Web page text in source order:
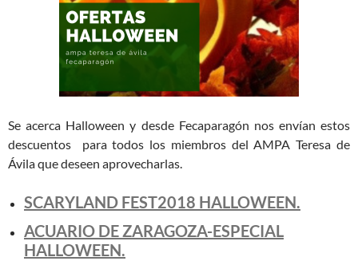
Se acerca Halloween y desde Fecaparagón nos envían estos
descuentos para todos los miembros del AMPA Teresa de
Ávila que deseen aprovecharlas.
SCARYLAND FEST2018 HALLOWEEN.
ACUARIO DE ZARAGOZA-ESPECIAL
HALLOWEEN.